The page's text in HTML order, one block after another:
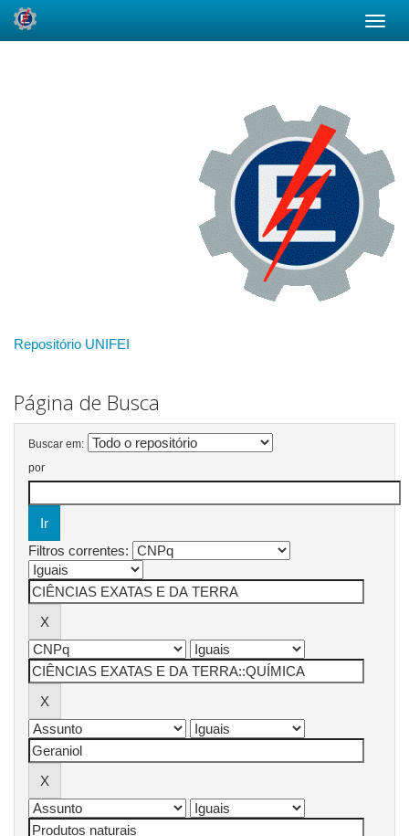
Repositório UNIFEI
Página de Busca
Buscar em:
por
Filtros correntes: